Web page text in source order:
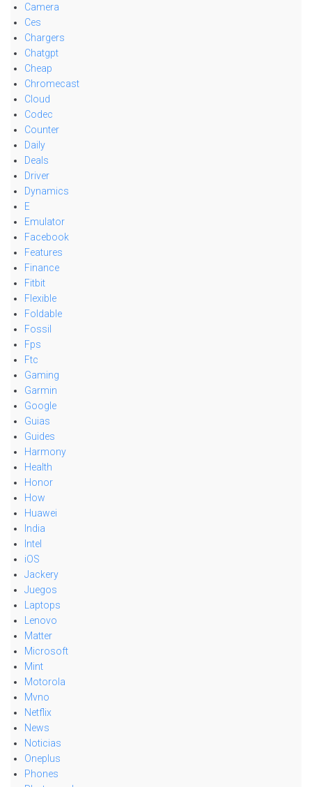
Camera
Ces
Chargers
Chatgpt
Cheap
Chromecast
Cloud
Codec
Counter
Daily
Deals
Driver
Dynamics
E
Emulator
Facebook
Features
Finance
Fitbit
Flexible
Foldable
Fossil
Fps
Ftc
Gaming
Garmin
Google
Guias
Guides
Harmony
Health
Honor
How
Huawei
India
Intel
iOS
Jackery
Juegos
Laptops
Lenovo
Matter
Microsoft
Mint
Motorola
Mvno
Netflix
News
Noticias
Oneplus
Phones